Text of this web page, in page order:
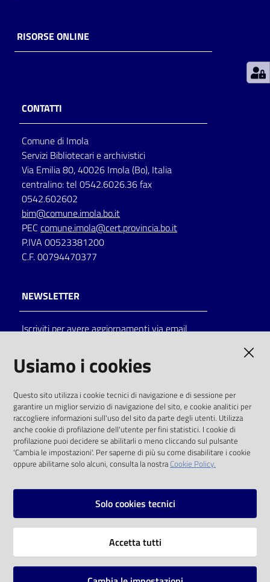
Decentrate
lettura
Seguici
su
Catalogo
Eventi
Chiedi al
bibliotecario
Avvisi
RISORSE ONLINE
CONTATTI
Comune di Imola
Servizi Bibliotecari e archivistici
Via Emilia 80, 40026 Imola (Bo), Italia
centralino: tel 0542.6026.36 fax
0542.602602
bim@comune.imola.bo.it
PEC comune.imola@cert.provincia.bo.it
P.IVA 00523381200
C.F. 00794470377
NEWSLETTER
Iscriviti per avere aggiornamenti via email
solo alle condizioni previste dalla direttiva
comunitaria 2003/98/CE e dal d.lgs. 36/2006
SOCIAL
Instagram
Vai alla pagina
Usiamo i cookies
Questo sito utilizza i cookie tecnici di navigazione e di sessione per
garantire un miglior servizio di navigazione del sito, e cookie analitici per
raccogliere informazioni sull'uso del sito da parte degli utenti. Utilizza
anche cookie di profilazione dell'utente per fini statistici. I cookie di
profilazione puoi decidere se abilitarli o meno cliccando sul pulsante
'Cambia le impostazioni'. Per saperne di più su come disabilitare i cookie
oppure abilitarne solo alcuni, consulta la nostraCookie Policy.
Solo cookies tecnici
Accetta tutti